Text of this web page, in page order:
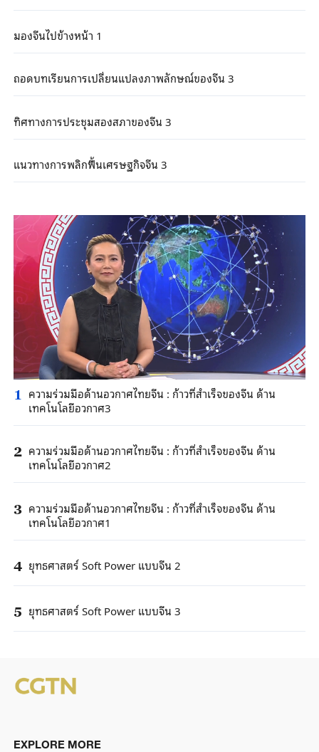
มองจีนไปข้างหน้า 1
ถอดบทเรียนการเปลี่ยนแปลงภาพลักษณ์ของจีน 3
ทิศทางการประชุมสองสภาของจีน 3
แนวทางการพลิกฟื้นเศรษฐกิจจีน 3
1 ความร่วมมือด้านอวกาศไทยจีน : ก้าวที่สำเร็จของจีน ด้าน
เทคโนโลยีอวกาศ3
2 ความร่วมมือด้านอวกาศไทยจีน : ก้าวที่สำเร็จของจีน ด้าน
เทคโนโลยีอวกาศ2
3 ความร่วมมือด้านอวกาศไทยจีน : ก้าวที่สำเร็จของจีน ด้าน
เทคโนโลยีอวกาศ1
4 ยุทธศาสตร์ Soft Power แบบจีน 2
5 ยุทธศาสตร์ Soft Power แบบจีน 3
EXPLORE MORE